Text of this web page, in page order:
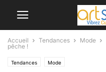
Accueil Tendances Mode
pêche !
Tendances Mode